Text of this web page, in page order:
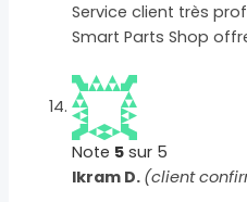
Service client très
Smart Parts Shop
Note 5 sur 5
Ikram D. (client